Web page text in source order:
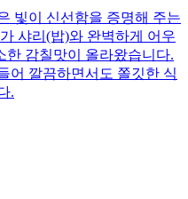
빛이 신선함을 증명해 주는
샤리(밥)와 완벽하게 어우
한 감칠맛이 올라왔습니다.
어 깔끔하면서도 쫄깃한 식
.